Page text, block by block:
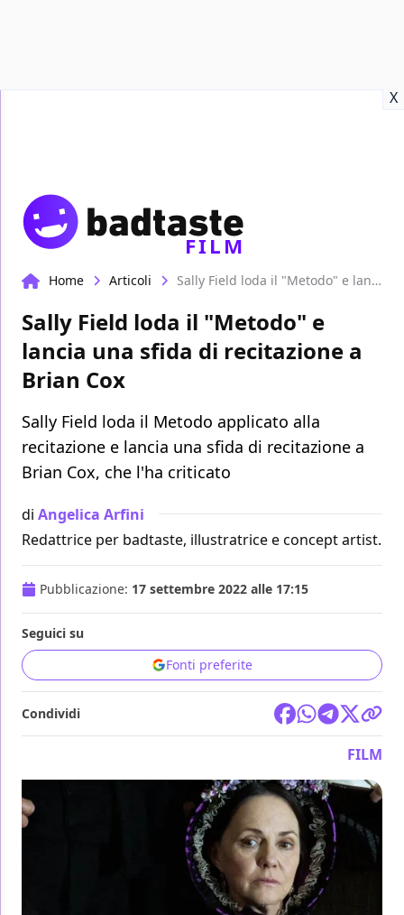
X
FILM
Home Articoli Sally Field loda il "Metodo" e lancia una sfida di recitazione a Brian Cox
Sally Field loda il "Metodo" e
lancia una sfida di recitazione a
Brian Cox
Sally Field loda il Metodo applicato alla
recitazione e lancia una sfida di recitazione a
Brian Cox, che l'ha criticato
di Angelica Arfini
Redattrice per badtaste, illustratrice e concept artist.
Pubblicazione: 17 settembre 2022 alle 17:15
Seguici su
Fonti preferite
Condividi
FILM